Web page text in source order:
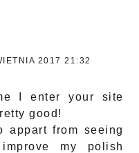
2017 21:32
I enter your site
good!
appart from seeing
my polish